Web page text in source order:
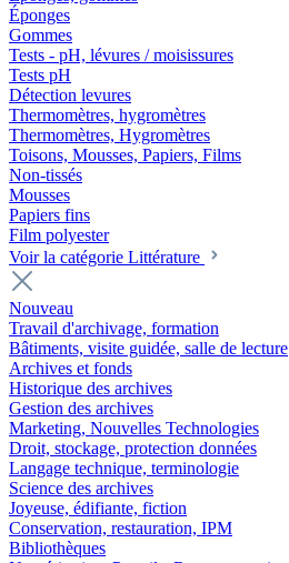
Éponges
Gommes
Tests - pH, lévures / moisissures
Tests pH
Détection levures
Thermomètres, hygromètres
Thermomètres, Hygromètres
Toisons, Mousses, Papiers, Films
Non-tissés
Mousses
Papiers fins
Film polyester
Voir la catégorie Littérature
Nouveau
Travail d'archivage, formation
Bâtiments, visite guidée, salle de lecture
Archives et fonds
Historique des archives
Gestion des archives
Marketing, Nouvelles Technologies
Droit, stockage, protection données
Langage technique, terminologie
Science des archives
Joyeuse, édifiante, fiction
Conservation, restauration, IPM
Bibliothèques